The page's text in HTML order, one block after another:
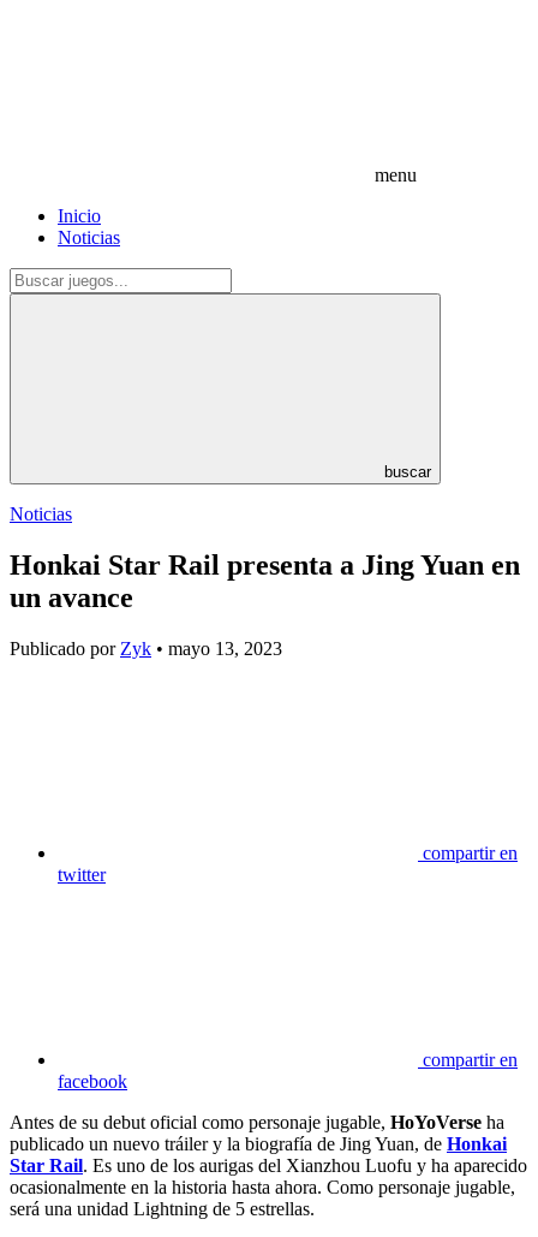
menu
Inicio
Noticias
buscar
Noticias
Honkai Star Rail presenta a Jing Yuan en
un avance
Publicado por Zyk • mayo 13, 2023
compartir en
twitter
compartir en
facebook
Antes de su debut oficial como personaje jugable, HoYoVerse ha
publicado un nuevo tráiler y la biografía de Jing Yuan, de Honkai
Star Rail. Es uno de los aurigas del Xianzhou Luofu y ha aparecido
ocasionalmente en la historia hasta ahora. Como personaje jugable,
será una unidad Lightning de 5 estrellas.